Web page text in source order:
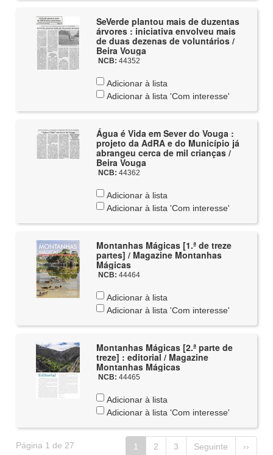
SeVerde plantou mais de duzentas
árvores : iniciativa envolveu mais
de duas dezenas de voluntários /
Beira Vouga
NCB: 44352
Adicionar à lista
Adicionar à lista 'Com interesse'
Água é Vida em Sever do Vouga :
projeto da AdRA e do Município já
abrangeu cerca de mil crianças /
Beira Vouga
NCB: 44362
Adicionar à lista
Adicionar à lista 'Com interesse'
Montanhas Mágicas [1.ª de treze
partes] / Magazine Montanhas
Mágicas
NCB: 44464
Adicionar à lista
Adicionar à lista 'Com interesse'
Montanhas Mágicas [2.ª parte de
treze] : editorial / Magazine
Montanhas Mágicas
NCB: 44465
Adicionar à lista
Adicionar à lista 'Com interesse'
Página 1 de 27 1 2 3 Seguinte ››